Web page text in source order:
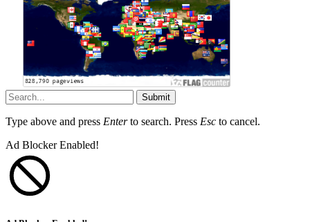
Submit
Type above and press Enterto search. Press Esc to cancel.
Ad Blocker Enabled!